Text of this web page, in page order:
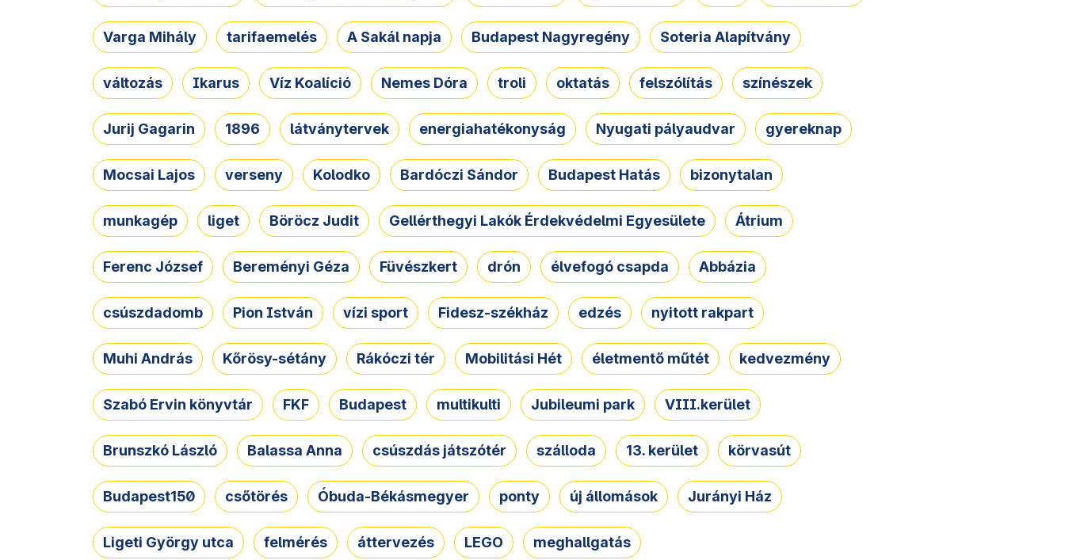
Varga Mihály tarifaemelés A Sakál napja Budapest Nagyregény Soteria Alapítvány
változás Ikarus Víz Koalíció Nemes Dóra troli oktatás felszólítás színészek
Jurij Gagarin 1896 látványtervek energiahatékonyság Nyugati pályaudvar gyereknap
Mocsai Lajos verseny Kolodko Bardóczi Sándor Budapest Hatás bizonytalan
munkagép liget Böröcz Judit Gellérthegyi Lakók Érdekvédelmi Egyesülete Átrium
Ferenc József Bereményi Géza Füvészkert drón élvefogó csapda Abbázia
csúszdadomb Pion István vízi sport Fidesz-székház edzés nyitott rakpart
Muhi András Kőrösy-sétány Rákóczi tér Mobilitási Hét életmentő műtét kedvezmény
Szabó Ervin könyvtár FKF Budapest multikulti Jubileumi park VIII.kerület
Brunszkó László Balassa Anna csúszdás játszótér szálloda 13. kerület körvasút
Budapest150 csőtörés Óbuda-Békásmegyer ponty új állomások Jurányi Ház
Ligeti György utca felmérés áttervezés LEGO meghallgatás